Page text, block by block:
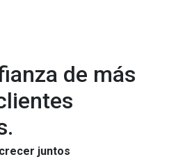
de más
juntos